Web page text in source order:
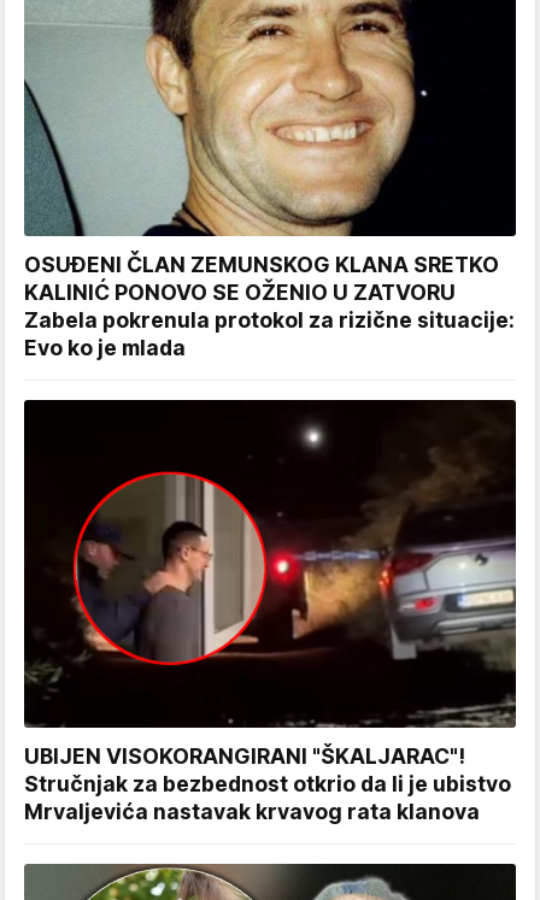
OSUĐENI ČLAN ZEMUNSKOG KLANA SRETKO
KALINIĆ PONOVO SE OŽENIO U ZATVORU
Zabela pokrenula protokol za rizične situacije:
Evo ko je mlada
UBIJEN VISOKORANGIRANI "ŠKALJARAC"!
Stručnjak za bezbednost otkrio da li je ubistvo
Mrvaljevića nastavak krvavog rata klanova